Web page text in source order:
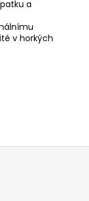
a
v horkých